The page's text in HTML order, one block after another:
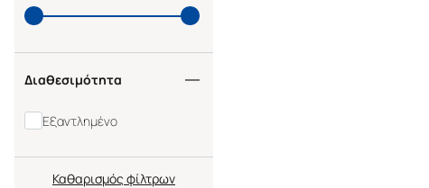
Διαθεσιμότητα
Εξαντλημένο
Καθαρισμός